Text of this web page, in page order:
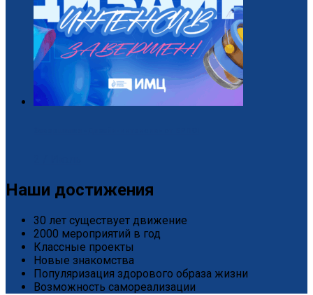
Наши достижения
30 лет существует движение
2000 мероприятий в год
Классные проекты
Новые знакомства
Популяризация здорового образа жизни
Возможность самореализации